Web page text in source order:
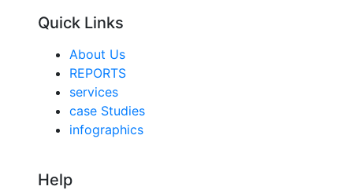
Quick Links
About Us
REPORTS
services
case Studies
infographics
Help